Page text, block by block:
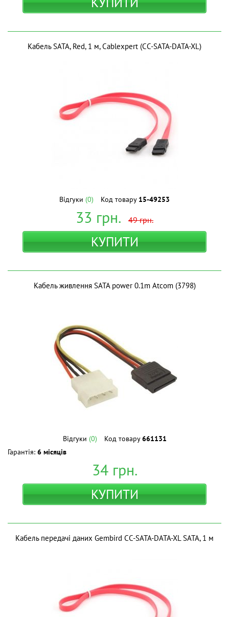
Кабель SATA, Red, 1 м, Cablexpert (CC-SATA-DATA-XL)
Відгуки (0) Код товару 15-49253
33 грн. 49грн.
КУПИТИ
Кабель живлення SATA power 0.1m Atcom (3798)
Відгуки (0) Код товару661131
Гарантія: 6 місяців
34грн.
КУПИТИ
Кабель передачі даних Gembird CC-SATA-DATA-XL SATA, 1 м